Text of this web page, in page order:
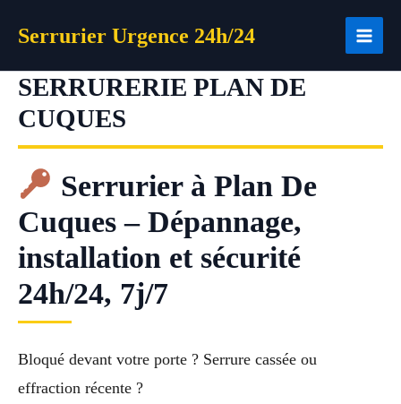
Serrurier Urgence 24h/24
SERRURERIE PLAN DE
CUQUES
Serrurier à Plan De
Cuques – Dépannage,
installation et sécurité
24h/24, 7j/7
Bloqué devant votre porte ? Serrure cassée ou
effraction récente ?